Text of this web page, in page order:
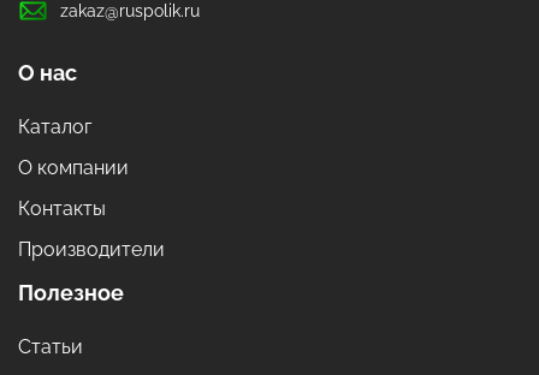
zakaz@ruspolik.ru
О нас
Каталог
О компании
Контакты
Производители
Полезное
Статьи